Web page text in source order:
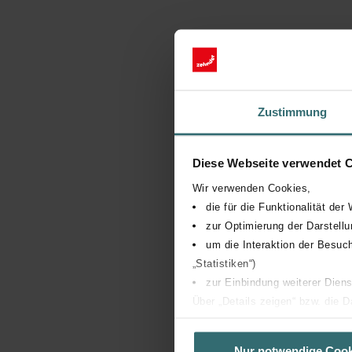
Zustimmung
Diese Webseite verwendet
Wir verwenden Cookies,
die für die Funktionalität der
zur Optimierung der
um die Interaktion der
„Statistiken“)
zur Einbindung weiterer
Über „Details zeigen“ bzw. die